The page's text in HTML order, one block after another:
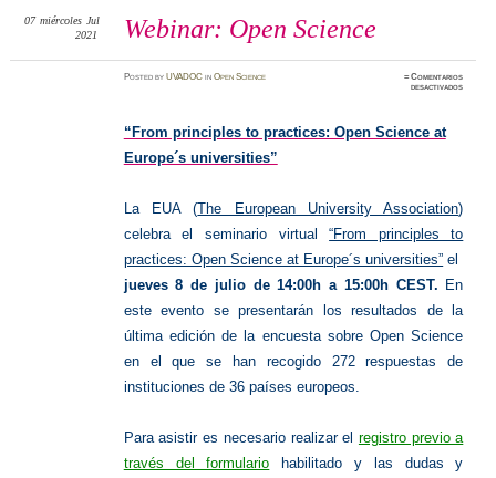
Webinar: Open Science
07 miércoles Jul
2021
PostedbyUVADOC inOpen Science ≈Comentarios
desactivadosen
“From principles to practices: Open Science at
Europe´s universities”
La EUA (The European University Association)
celebra el seminario virtual“From principles to
practices: Open Science at Europe´s universities” el
jueves 8 de julio de 14:00h a 15:00h CEST. En
este evento se presentarán los resultados de la
última edición de la encuesta sobre Open Science
en el que se han recogido 272 respuestas de
instituciones de 36 países europeos.
Para asistir es necesario realizar el registro previo a
través del formulario
habilitado y las dudas y